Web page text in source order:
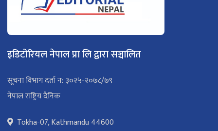
इडिटोरियल नेपाल प्रा लि द्वारा सञ्चालित
सूचना विभाग दर्ता न: ३०२५-२०७८/७९
नेपाल राष्ट्रिय दैनिक
Tokha-07, Kathmandu 44600